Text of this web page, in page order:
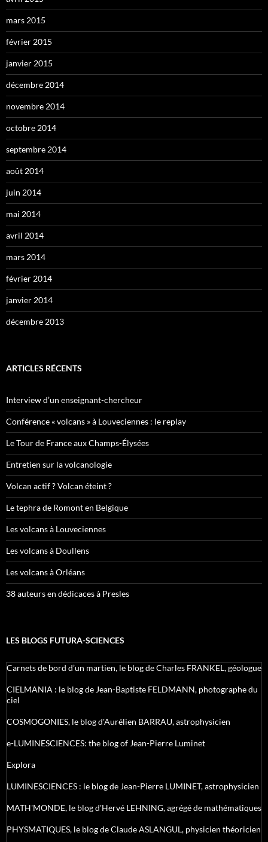
mars 2015
février 2015
janvier 2015
décembre 2014
novembre 2014
octobre 2014
septembre 2014
août 2014
juin 2014
mai 2014
avril 2014
mars 2014
février 2014
janvier 2014
décembre 2013
ARTICLES RÉCENTS
Interview d’un enseignant-chercheur
Conférence « volcans » à Louveciennes : le replay
Le Tour de France aux Champs-Élysées
Entretien sur la volcanologie
Volcan actif ? Volcan éteint ?
Le tephra de Romont en Belgique
Les volcans à Louveciennes
Les volcans à Doullens
Les volcans à Orléans
38 auteurs en dédicaces à Presles
LES BLOGS FUTURA-SCIENCES
Carnets de bord d’un martien, le blog de Charles FRANKEL, géologue
CIELMANIA : le blog de Jean-Baptiste FELDMANN, photographe du
ciel
COSMOGONIES, le blog d'Aurélien BARRAU, astrophysicien
e-LUMINESCIENCES: the blog of Jean-Pierre Luminet
Explora
LUMINESCIENCES : le blog de Jean-Pierre LUMINET, astrophysicien
MATH'MONDE, le blog d'Hervé LEHNING, agrégé de mathématiques
PHYSMATIQUES, le blog de Claude ASLANGUL, physicien théoricien